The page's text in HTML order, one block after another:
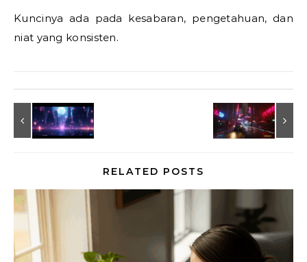
Kuncinya ada pada kesabaran, pengetahuan, dan
niat yang konsisten.
RELATED POSTS